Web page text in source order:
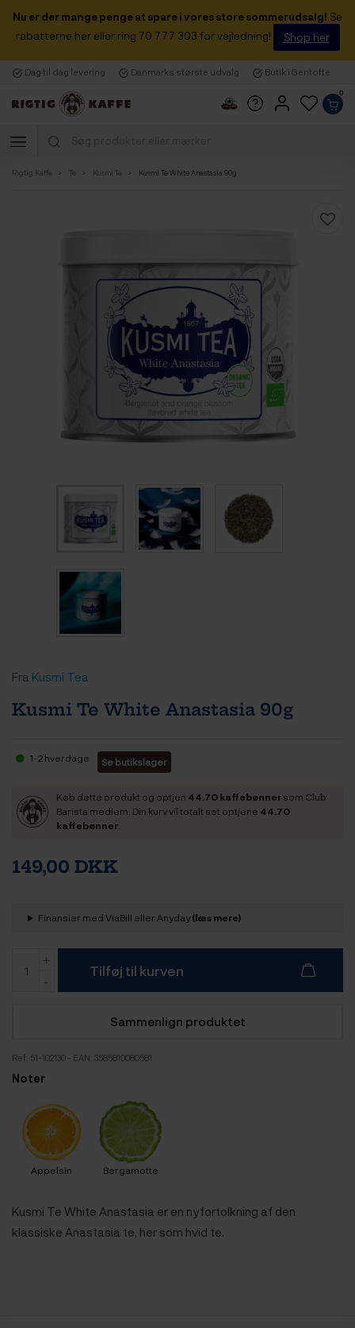
Nu er der mange penge at spare i vores store sommerudsalg! Se
rabatterne her eller ring 70 777 303 for vejledning!
Shop her
Dag til dag levering Danmarks største udvalg Butik i Gentofte
0
Rigtig Kaffe Te Kusmi Te Kusmi Te White Anastasia 90g
Fra Kusmi Tea
Kusmi Te White Anastasia 90g
1-2 hverdage Se butikslager
Køb dette produkt og optjen 44.70 kaffebønnersom Club
Barista medlem. Din kurv vil totalt set optjene 44.70
kaffebønner
149,00 DKK
Finansier med ViaBill eller Anyday(læs mere)
Tilføj til kurven
Sammenlign produktet
Ref: 51-102130 - EAN: 3585810080581
Noter
Appelsin Bergamotte
Kusmi Te White Anastasia er en nyfortolkning af den
klassiske Anastasia te, her som hvid te.